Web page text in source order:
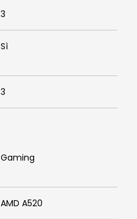
3
Sì
3
Gaming
AMD A520